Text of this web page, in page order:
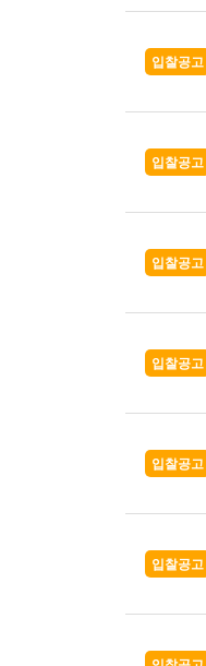
입찰공고
입찰공고
입찰공고
입찰공고
입찰공고
입찰공고